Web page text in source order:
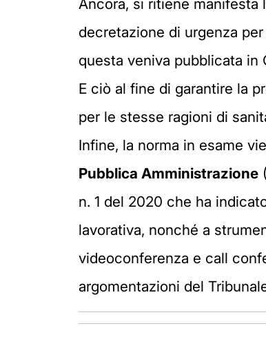
Ancora, si ritiene
decretazione di urgenza
questa veniva pubblicata in
E ciò al fine di garantire la
per le stesse ragioni di
Infine, la norma in esame
Pubblica Amministrazione
n. 1 del 2020 che ha
lavorativa, nonché a
videoconferenza e call
argomentazioni del